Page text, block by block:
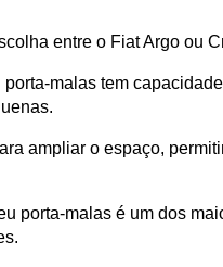
entre o Fiat Argo ou
malas tem
ampliar o espaço,
porta-malas é um dos